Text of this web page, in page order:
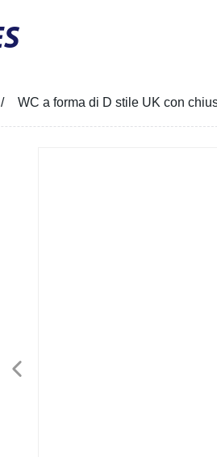
WC a forma di D stile UK con